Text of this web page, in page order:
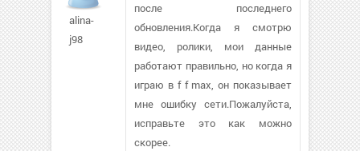
alina-
j98
после последнего
обновления.Когда я смотрю
видео, ролики, мои данные
работают правильно, но когда я
играю в f f max, он показывает
мне ошибку сети.Пожалуйста,
исправьте это как можно
скорее.